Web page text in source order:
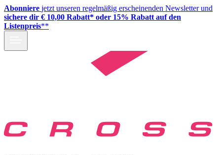
Abonniere jetzt unseren regelmäßig erscheinenden Newsletter und
sichere dir € 10,00 Rabatt* oder 15% Rabatt auf den
Listenpreis**